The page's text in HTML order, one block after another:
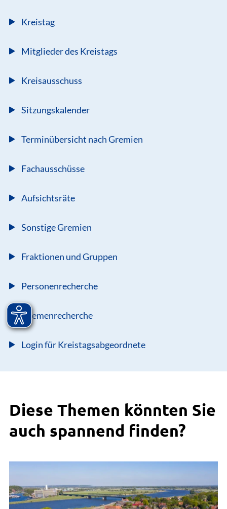
Kreistag
Mitglieder des Kreistags
Kreisausschuss
Sitzungskalender
Terminübersicht nach Gremien
Fachausschüsse
Aufsichtsräte
Sonstige Gremien
Fraktionen und Gruppen
Personenrecherche
Themenrecherche
Login für Kreistagsabgeordnete
Diese Themen könnten Sie
auch spannend finden?